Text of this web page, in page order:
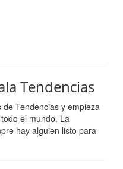
Tendencias
Tendencias y empieza
el mundo. La
hay alguien listo para